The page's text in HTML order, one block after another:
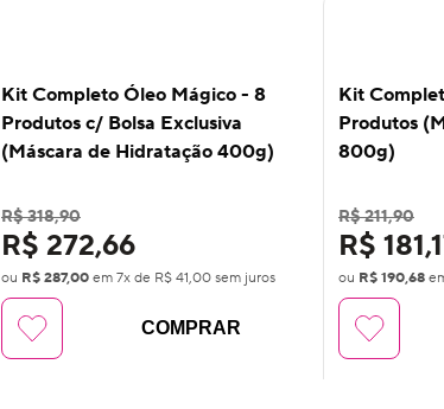
Kit Completo Óleo Mágico - 8
Produtos c/ Bolsa Exclusiva
(Máscara de Hidratação 400g)
R$ 318,90
R$ 272,66
ou R$ 287,00 em 7x de R$ 41,00 sem juros
COMPRAR
Kit
Produtos
800g)
R$ 211,90
R$
ou R$ 190,68